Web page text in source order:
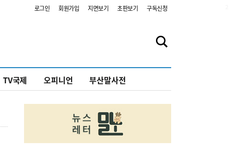
로그인 회원가입 지면보기 초판보기 구독신청
TV국제 오피니언 부산말사전